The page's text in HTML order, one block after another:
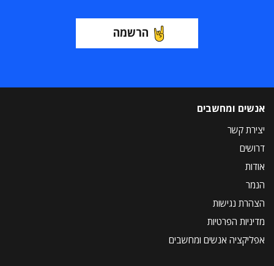
הרשמה
אנשים ומחשבים
יצירת קשר
דרושים
אודות
הנמר
הצהרת נגישות
מדיניות הפרטיות
אפליקציה אנשים ומחשבים